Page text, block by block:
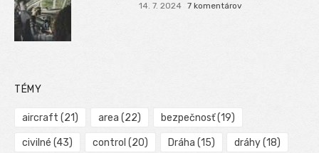
14. 7. 2024 7 komentárov
TÉMY
aircraft (21) area (22) bezpečnosť(19)
civilné (43) control (20) Dráha (15) dráhy(18)